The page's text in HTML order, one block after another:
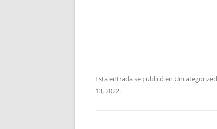
Esta entrada se publicó en Uncategorized
13, 2022.